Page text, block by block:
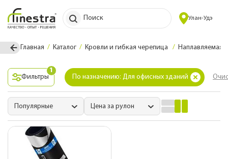
Поиск Улан-Удэ
Главная Каталог Кровли и гибкая черепица Наплавляемая
Фильтры
1
По назначению: Для офисных зданий
Популярные Цена за рулон